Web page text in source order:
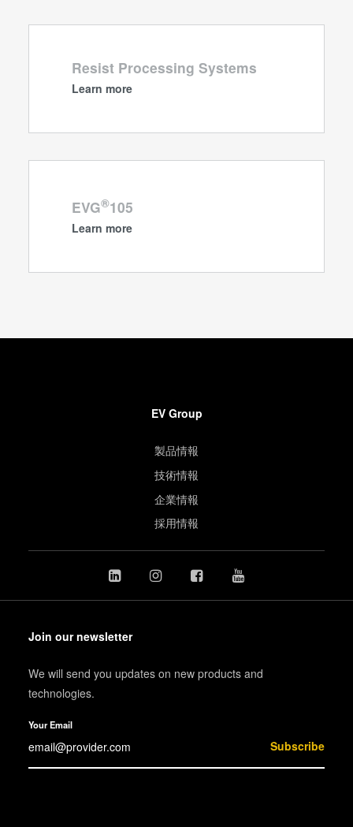
Resist Processing Systems
Learn more
EVG®105
Learn more
EV Group
製品情報
技術情報
企業情報
採用情報
Join our newsletter
We will send you updates on new products and
technologies.
Your Email
Subscribe